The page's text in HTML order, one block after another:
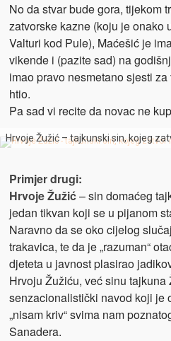
No da stvar bude gora, tijekom
zatvorske kazne (koju je onako
Valturi kod Pule), Maćešić je
vikende i (pazite sad) na
imao pravo nesmetano sjesti
htio.
Pa sad vi recite da novac ne
Hrvoje Žužić – tajkunski sin, kojeg
Primjer drugi:
Hrvoje Žužić– sin domaćeg
jedan tikvan koji se u pijanom
Naravno da se oko cijelog
trakavica, te da je „razuman“
djeteta u javnost plasirao
Hrvoju Žužiću, već sinu tajkuna
senzacionalistički navod koji je
„nisam kriv“ svima nam
Sanadera.